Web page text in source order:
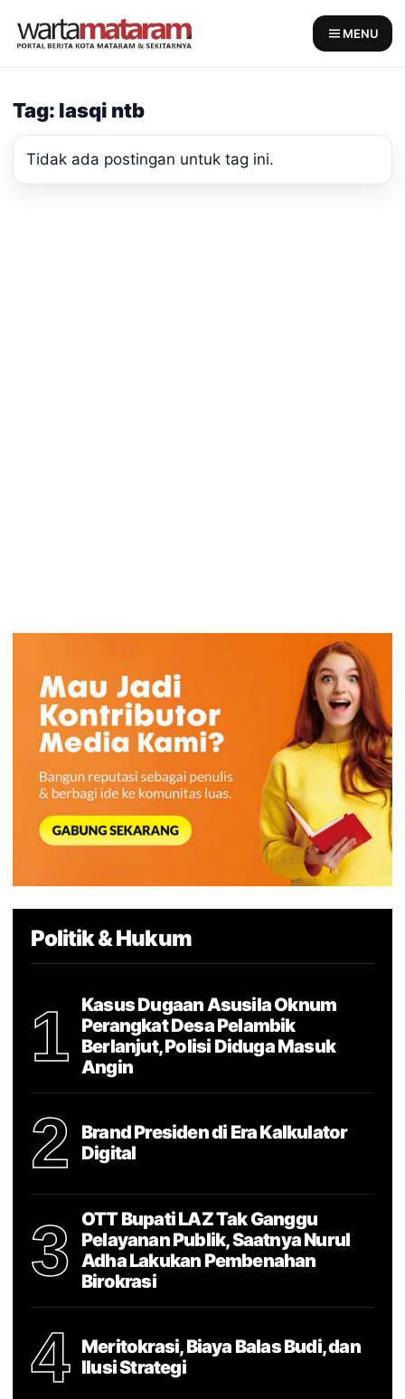
MENU
Tag: lasqi ntb
Tidak ada postingan untuk tag ini.
Politik & Hukum
1
Kasus Dugaan Asusila Oknum
Perangkat Desa Pelambik
Berlanjut, Polisi Diduga Masuk
Angin
2
Brand Presiden di Era Kalkulator
Digital
3
OTT Bupati LAZ Tak Ganggu
Pelayanan Publik, Saatnya Nurul
Adha Lakukan Pembenahan
Birokrasi
4
Meritokrasi, Biaya Balas Budi, dan
Ilusi Strategi